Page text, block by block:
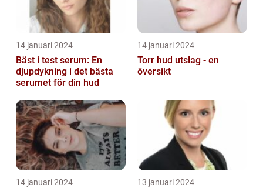
14 januari 2024
Bäst i test serum: En
djupdykning i det bästa
serumet för din hud
14 januari 2024
Torr hud utslag - en
översikt
14 januari 2024 13 januari 2024